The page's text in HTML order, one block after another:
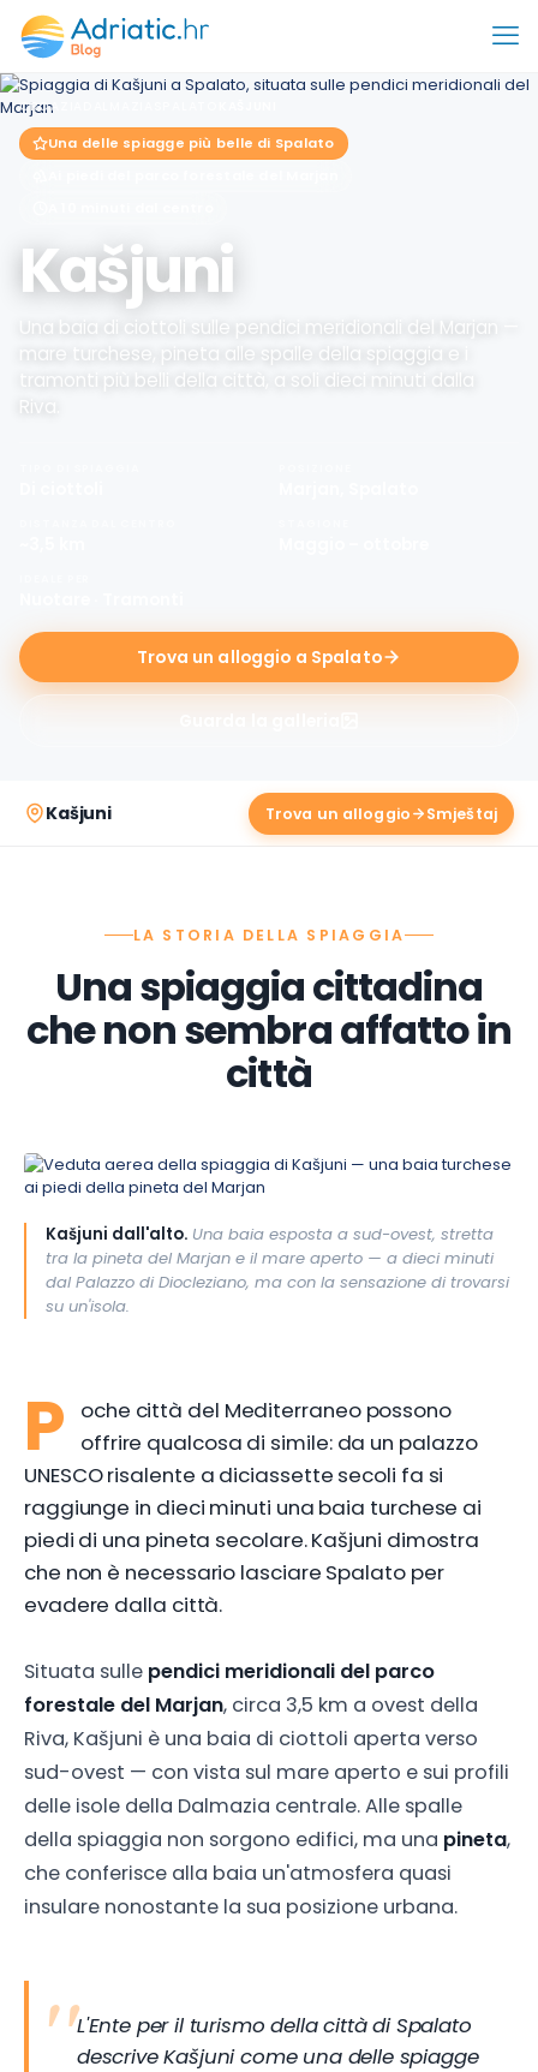
CROAZIA
Una delle spiagge più belle di Spalato
Kašjuni
Una baia di ciottoli sulle pendici meridionali del Marjan —
mare turchese, pineta alle spalle della spiaggia e i
tramonti più belli della città, a soli dieci minuti dalla
Riva.
Trova un alloggio a Spalato
Kašjuni Trova un alloggio
LA STORIA DELLA SPIAGGIA
Una spiaggia cittadina
che non sembra affatto in
città
Kašjuni dall'alto. Una baia esposta a sud-ovest, stretta
tra la pineta del Marjan e il mare aperto — a dieci minuti
dal Palazzo di Diocleziano, ma con la sensazione di trovarsi
su un'isola.
P
oche città del Mediterraneo possono
offrire qualcosa di simile: da un palazzo
UNESCO risalente a diciassette secoli fa si
raggiunge in dieci minuti una baia turchese ai
piedi di una pineta secolare. Kašjuni dimostra
che non è necessario lasciare Spalato per
evadere dalla città.
Situata sulle pendici meridionali del parco
forestale del Marjan, circa 3,5 km a ovest della
Riva, Kašjuni è una baia di ciottoli aperta verso
sud-ovest — con vista sul mare aperto e sui profili
delle isole della Dalmazia centrale. Alle spalle
della spiaggia non sorgono edifici, ma una pineta,
che conferisce alla baia un'atmosfera quasi
insulare nonostante la sua posizione urbana.
L'Ente per il turismo della città di Spalato
descrive Kašjuni come una delle spiagge